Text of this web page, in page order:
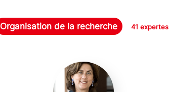
Organisation de la recherche 41 expertes
Marion
Guillou-
Charpin